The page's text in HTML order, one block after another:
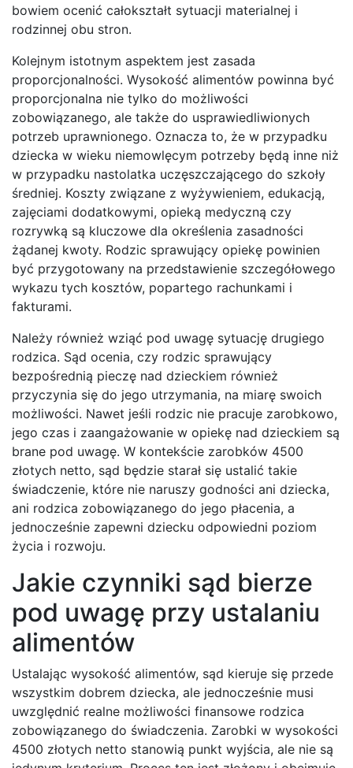
bowiem ocenić całokształt sytuacji materialnej i
rodzinnej obu stron.
Kolejnym istotnym aspektem jest zasada
proporcjonalności. Wysokość alimentów powinna być
proporcjonalna nie tylko do możliwości
zobowiązanego, ale także do usprawiedliwionych
potrzeb uprawnionego. Oznacza to, że w przypadku
dziecka w wieku niemowlęcym potrzeby będą inne niż
w przypadku nastolatka uczęszczającego do szkoły
średniej. Koszty związane z wyżywieniem, edukacją,
zajęciami dodatkowymi, opieką medyczną czy
rozrywką są kluczowe dla określenia zasadności
żądanej kwoty. Rodzic sprawujący opiekę powinien
być przygotowany na przedstawienie szczegółowego
wykazu tych kosztów, popartego rachunkami i
fakturami.
Należy również wziąć pod uwagę sytuację drugiego
rodzica. Sąd ocenia, czy rodzic sprawujący
bezpośrednią pieczę nad dzieckiem również
przyczynia się do jego utrzymania, na miarę swoich
możliwości. Nawet jeśli rodzic nie pracuje zarobkowo,
jego czas i zaangażowanie w opiekę nad dzieckiem są
brane pod uwagę. W kontekście zarobków 4500
złotych netto, sąd będzie starał się ustalić takie
świadczenie, które nie naruszy godności ani dziecka,
ani rodzica zobowiązanego do jego płacenia, a
jednocześnie zapewni dziecku odpowiedni poziom
życia i rozwoju.
Jakie czynniki sąd bierze
pod uwagę przy ustalaniu
alimentów
Ustalając wysokość alimentów, sąd kieruje się przede
wszystkim dobrem dziecka, ale jednocześnie musi
uwzględnić realne możliwości finansowe rodzica
zobowiązanego do świadczenia. Zarobki w wysokości
4500 złotych netto stanowią punkt wyjścia, ale nie są